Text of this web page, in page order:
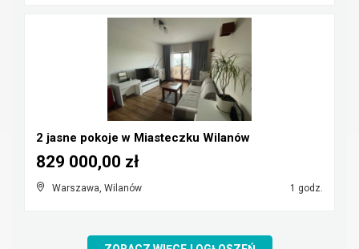
2 jasne pokoje w Miasteczku Wilanów
Warszawa, Wilanów 1 godz.
829 000,00 zł